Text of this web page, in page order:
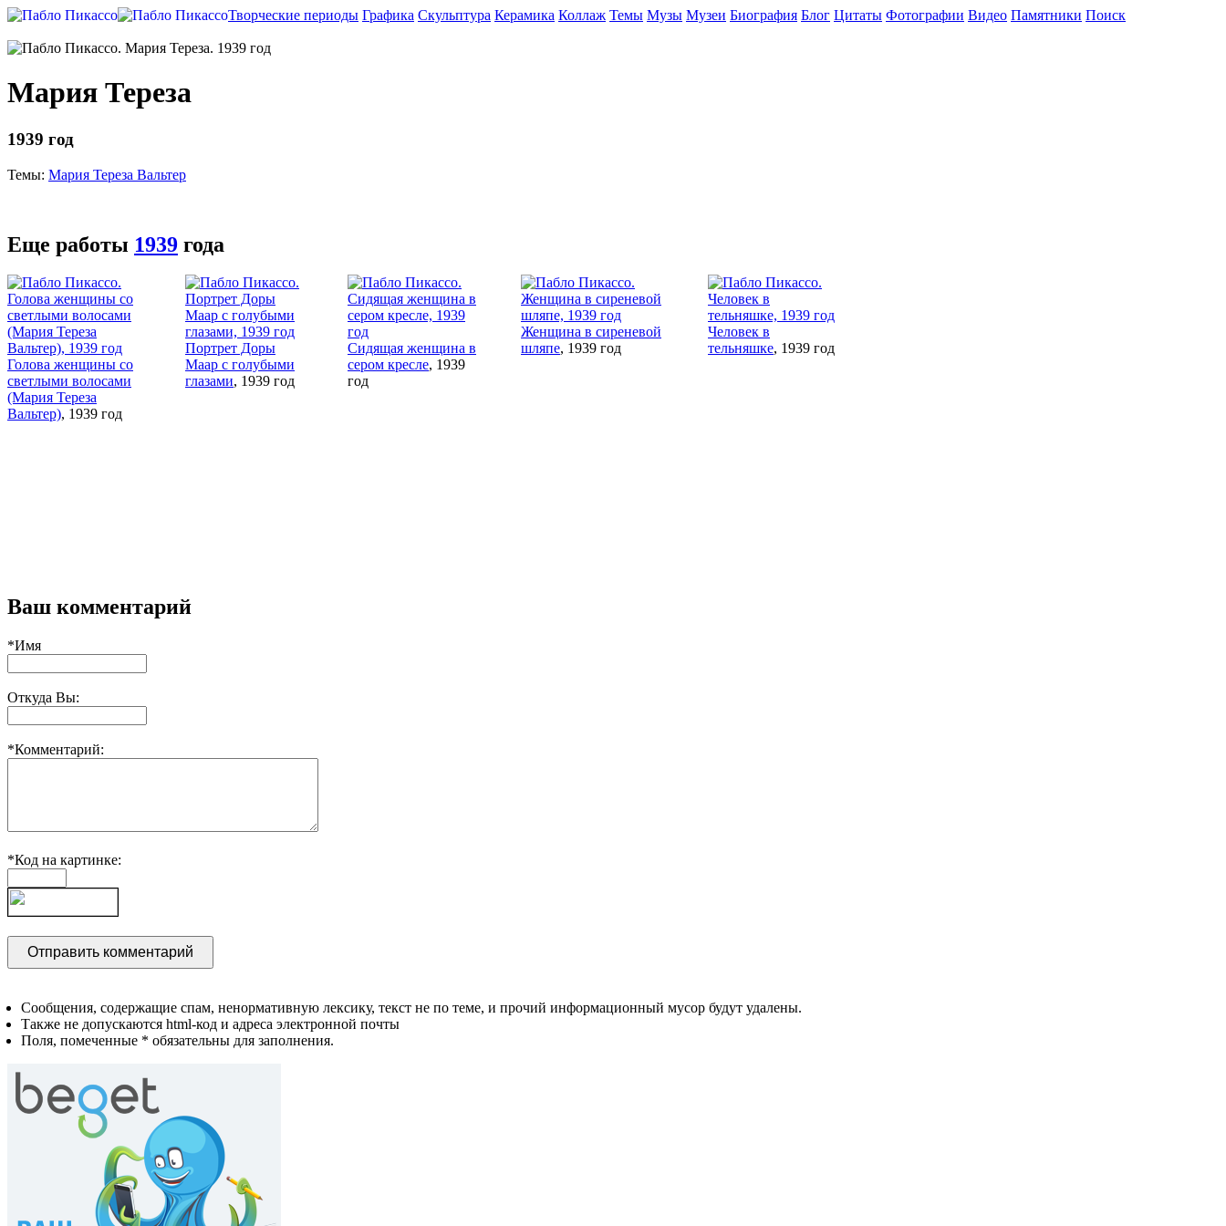
Творческие периоды Графика Скульптура Керамика Коллаж Темы Музы Музеи Биография Блог Цитаты Фотографии Видео Памятники Поиск
Мария Тереза
1939 год
Темы: Мария Тереза Вальтер
Еще работы 1939 года
Голова женщины со
светлыми волосами
(Мария Тереза
Вальтер), 1939 год
Портрет Доры
Маар с голубыми
глазами, 1939 год
Сидящая женщина в
сером кресле, 1939
год
Женщина в сиреневой
шляпе, 1939 год
Человек в
тельняшке, 1939 год
Ваш комментарий
*Имя
Откуда Вы:
*Комментарий:
*Код на картинке:
Сообщения, содержащие спам, ненормативную лексику, текст не по теме, и прочий информационный мусор будут удалены.
Также не допускаются html-код и адреса электронной почты
Поля, помеченные * обязательны для заполнения.